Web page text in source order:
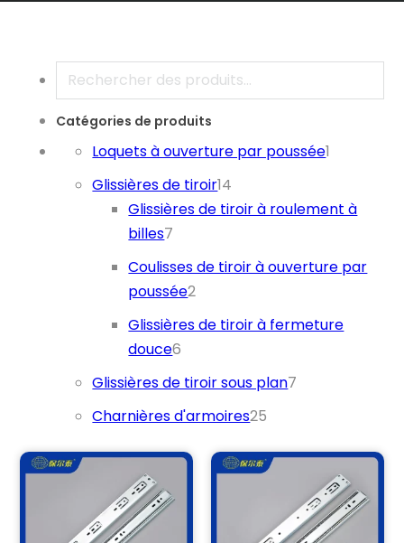
Recherche
Catégories de produits
Loquets à ouverture par poussée1
Glissières de tiroir14
Glissières de tiroir à roulement à
billes7
Coulisses de tiroir à ouverture par
poussée22 produits
Glissières de tiroir à fermeture
douce6
Glissières de tiroir sous plan7
Charnières d'armoires25